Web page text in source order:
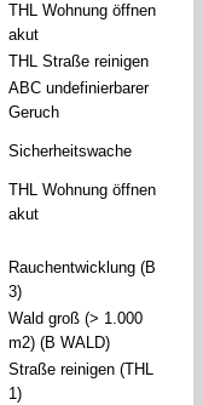
THL Wohnung öffnen
akut
THL Straße reinigen
ABC undefinierbarer
Geruch
Sicherheitswache
THL Wohnung öffnen
akut
Rauchentwicklung (B
3)
Wald groß (> 1.000
m2) (B WALD)
Straße reinigen (THL
1)